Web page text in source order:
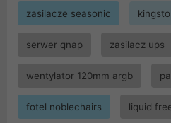
zasilacze seasonic
serwer qnap zasilacz ups
wentylator 120mm argb
fotel noblechairs liquid